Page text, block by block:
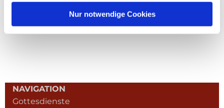
Nur notwendige Cookies
NAVIGATION
Gottesdienste